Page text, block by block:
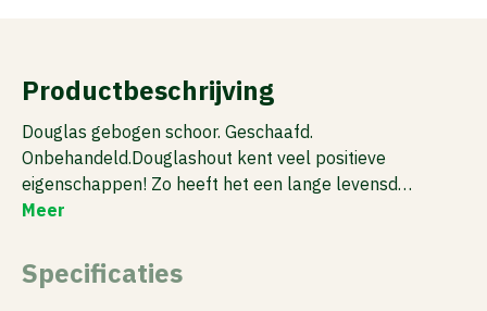
Productbeschrijving
Douglas gebogen schoor. Geschaafd.
Onbehandeld.Douglashout kent veel positieve
eigenschappen! Zo heeft het een lange levensd…
Meer
Specificaties